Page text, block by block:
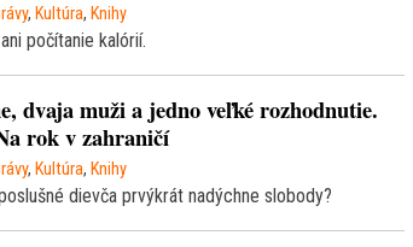
, Kultúra, Knihy
počítanie kalórií.
dvaja muži a jedno veľké rozhodnutie.
rok v zahraničí
, Kultúra, Knihy
dievča prvýkrát nadýchne slobody?